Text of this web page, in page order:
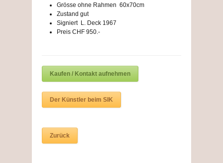
Grösse ohne Rahmen 60x70cm
Zustand gut
Signiert L. Deck 1967
Preis CHF 950.-
Kaufen / Kontakt aufnehmen
Der Künstler beim SIK
Zurück